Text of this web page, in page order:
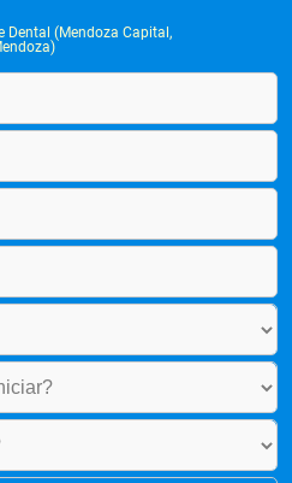
Dental (Mendoza Capital,